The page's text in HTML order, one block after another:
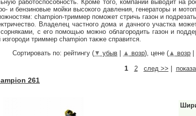
работоспособность. Кроме того, компании выводит на
и бензиновые мойки высокого давления, генераторы и
сhampion-триммер поможет стричь газон и
Владелец частного дома и дачного участка
с его помощью можно облагородить газон и
триммер сhampion также справится.
Сортировать по: рейтингу ( ▼ убыв ▲ возр), цене ( ▲ возр
1 2 след >>
261